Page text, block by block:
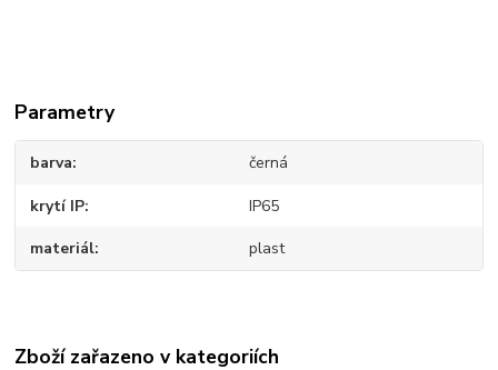
Parametry
barva černá
krytí IP IP65
materiál plast
Zboží zařazeno v kategoriích